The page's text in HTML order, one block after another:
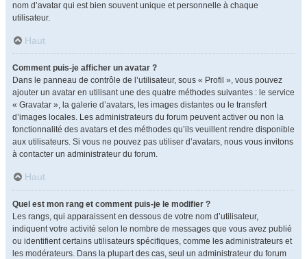
nom d’avatar qui est bien souvent unique et personnelle à chaque
utilisateur.
Haut
Comment puis-je afficher un avatar ?
Dans le panneau de contrôle de l’utilisateur, sous « Profil », vous pouvez
ajouter un avatar en utilisant une des quatre méthodes suivantes : le service
« Gravatar », la galerie d’avatars, les images distantes ou le transfert
d’images locales. Les administrateurs du forum peuvent activer ou non la
fonctionnalité des avatars et des méthodes qu’ils veuillent rendre disponible
aux utilisateurs. Si vous ne pouvez pas utiliser d’avatars, nous vous invitons
à contacter un administrateur du forum.
Haut
Quel est mon rang et comment puis-je le modifier ?
Les rangs, qui apparaissent en dessous de votre nom d’utilisateur,
indiquent votre activité selon le nombre de messages que vous avez publié
ou identifient certains utilisateurs spécifiques, comme les administrateurs et
les modérateurs. Dans la plupart des cas, seul un administrateur du forum